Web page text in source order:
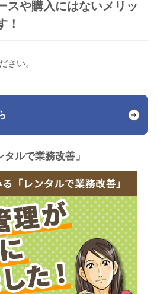
スや購入にはないメリッ
！
さい。
ルで業務改善」